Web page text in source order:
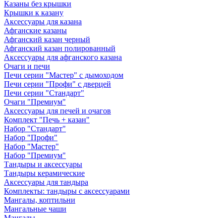
Казаны без крышки
Крышки к казану
Аксессуары для казана
Афганские казаны
Афганский казан черный
Афганский казан полированный
Аксессуары для афганского казана
Очаги и печи
Печи серии "Мастер" с дымоходом
Печи серии "Профи" с дверцей
Печи серии "Стандарт"
Очаги "Премиум"
Аксессуары для печей и очагов
Комплект "Печь + казан"
Набор "Стандарт"
Набор "Профи"
Набор "Мастер"
Набор "Премиум"
Тандыры и аксессуары
Тандыры керамические
Аксессуары для тандыра
Комплекты: тандыры с аксессуарами
Мангалы, коптильни
Мангальные чаши